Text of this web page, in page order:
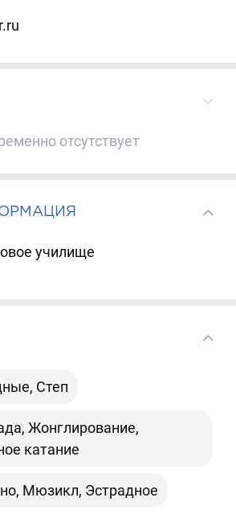
отсутствует
училище
Степ
Жонглирование,
катание
Мюзикл, Эстрадное